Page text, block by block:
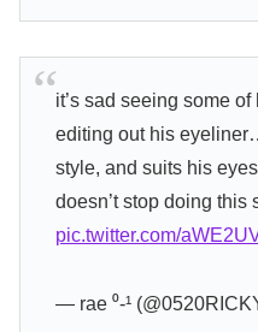
it’s sad seeing some
editing out his
style, and suits his
doesn’t stop doing this
pic.twitter.com/
— rae ⁰-¹